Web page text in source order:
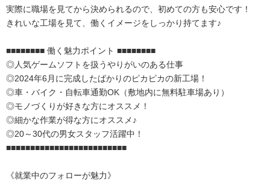
実際に職場を見てから決められるので、初めての方も安心です！
きれいな工場を見て、働くイメージをしっかり持てます♪
■■■■■■■■ 働く魅力ポイント ■■■■■■■■
◎人気ゲームソフトを扱うやりがいのある仕事
◎2024年6月に完成したばかりのピカピカの新工場！
◎車・バイク・自転車通勤OK（敷地内に無料駐車場あり）
◎モノづくりが好きな方にオススメ！
◎細かな作業が得な方にオススメ♪
◎20～30代の男女スタッフ活躍中！
■■■■■■■■■■■■■■■■■■■■■■■■■
《就業中のフォローが魅力》